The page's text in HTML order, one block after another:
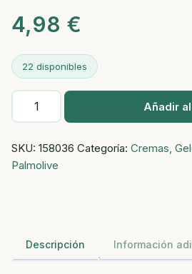
4,98 €
22 disponibles
Palmolive
Champu
Cabello
Teñido
Añadir
SKU: 158036 Categoría: Cremas,
Palmolive
Descripción Información